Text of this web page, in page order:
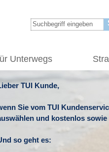
Unterwegs
TUI Kunde,
Sie vom TUI
und kostenlos
so geht es: